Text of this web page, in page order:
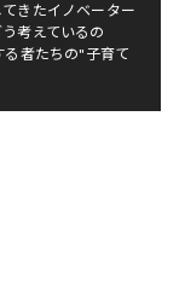
きたイノベーター
考えているの
者たちの"子育て